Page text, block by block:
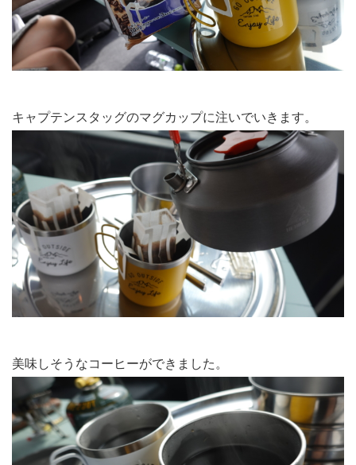
キャプテンスタッグのマグカップに注いでいきます。
美味しそうなコーヒーができました。